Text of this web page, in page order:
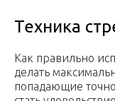
Техника
Как правильно
делать
попадающие